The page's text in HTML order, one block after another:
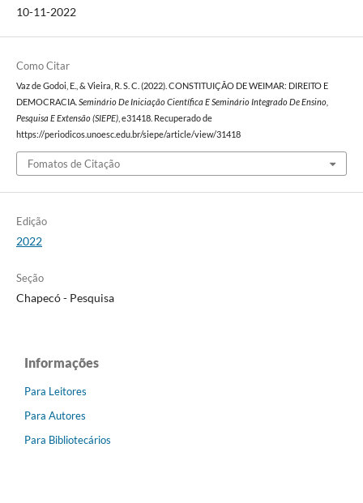
10-11-2022
Como Citar
Vaz de Godoi, E., & Vieira, R. S. C. (2022). CONSTITUIÇÃO DE WEIMAR: DIREITO E
DEMOCRACIA.Seminário De Iniciação Científica E Seminário Integrado De Ensino,
Pesquisa E Extensão (SIEPE), e31418. Recuperado de
https://periodicos.unoesc.edu.br/siepe/article/view/31418
Fomatos de Citação
Edição
2022
Seção
Chapecó - Pesquisa
Informações
Para Leitores
Para Autores
Para Bibliotecários